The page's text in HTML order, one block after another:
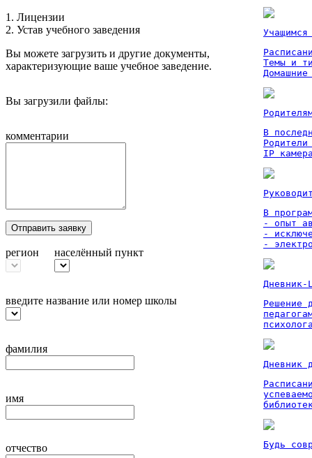
1. Лицензии
2. Устав учебного заведения
Вы можете загрузить и другие документы,
характеризующие ваше учебное заведение.
Вы загрузили файлы:
комментарии
Отправить заявку
регион населённый пункт
введите название или номер школы
фамилия
имя
отчество
Темы и
Домашние
В
IP
В
- опыт
-
-
Дневник-
Решение
Дневник
Будь